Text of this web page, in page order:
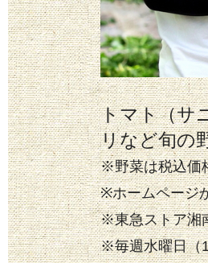
トマト（サ
リなど旬の
※野菜は税込
※ホームページ
※東急ストア湘
※毎週水曜日（